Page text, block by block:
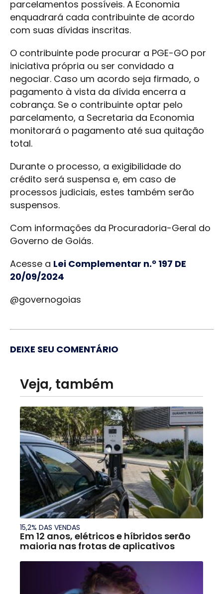
parcelamentos possíveis. A Economia
enquadrará cada contribuinte de acordo
com suas dívidas inscritas.
O contribuinte pode procurar a PGE-GO por
iniciativa própria ou ser convidado a
negociar. Caso um acordo seja firmado, o
pagamento à vista da dívida encerra a
cobrança. Se o contribuinte optar pelo
parcelamento, a Secretaria da Economia
monitorará o pagamento até sua quitação
total.
Durante o processo, a exigibilidade do
crédito será suspensa e, em caso de
processos judiciais, estes também serão
suspensos.
Com informações da Procuradoria-Geral do
Governo de Goiás.
Acesse a Lei Complementar n.º 197 DE
20/09/2024
@governogoias
DEIXE SEU COMENTÁRIO
Veja, também
15,2% DAS VENDAS
Em 12 anos, elétricos e híbridos serão
maioria nas frotas de aplicativos